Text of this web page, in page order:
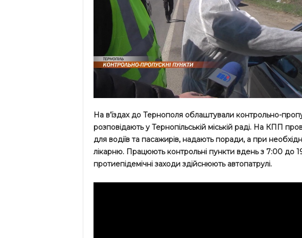
На в’їздах до Тернополя облаштували контрольно-
розповідають у Тернопільській міській раді. На КПП
для водіїв та пасажирів, надають поради, а при
лікарню. Працюють контрольні пункти вдень з 7:00 до
протиепідемічні заходи здійснюють автопатрулі.